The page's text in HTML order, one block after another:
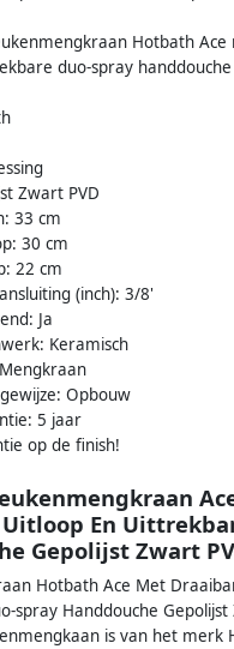
Hotbath
duo-spray
Zwart PVD
33 cm
30 cm
22 cm
(inch): 3/8'
Ja
Keramisch
Opbouw
5 jaar
op de finish!
En
Gepolijst Zwart
Hotbath Ace Met
spray Handdouche Gepolijst
is van het merk